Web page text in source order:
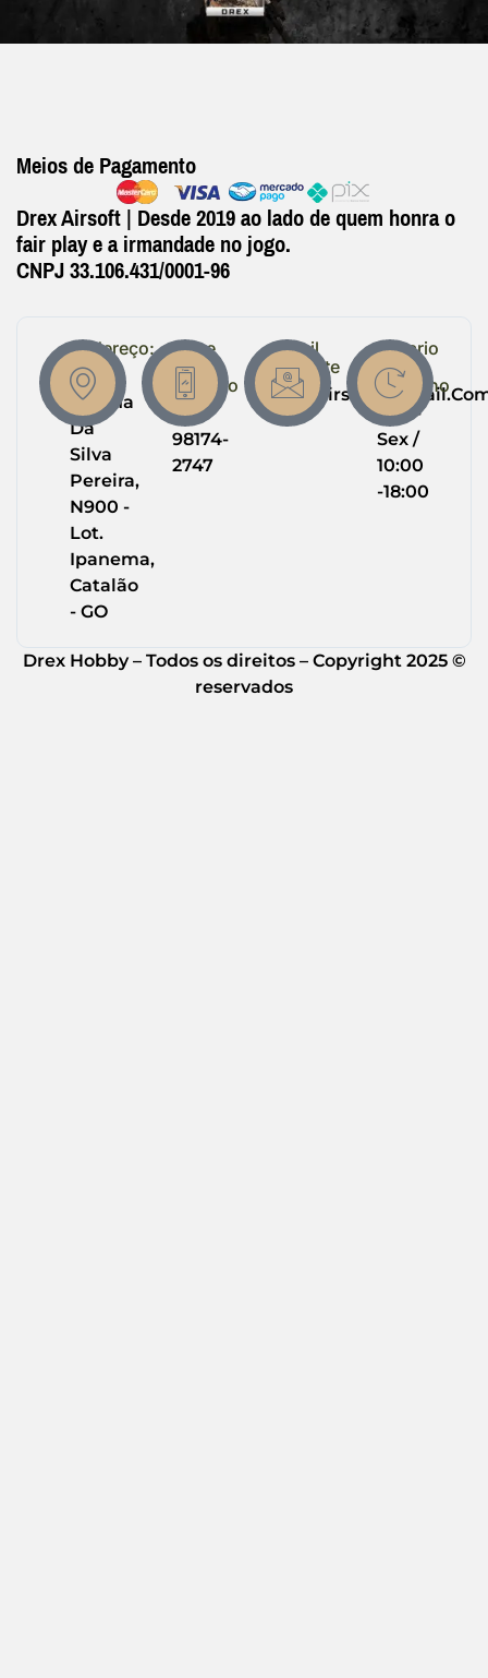
Meios de Pagamento
Drex Airsoft | Desde 2019 ao lado de quem honra o
fair play e a irmandade no jogo.
CNPJ 33.106.431/0001-96
Endereço:
R.
Helena
Da
Silva
Pereira,
N900 -
Lot.
Ipanema,
Catalão
- GO
Entre
em
Contato
(64)
98174-
2747
Email
Suporte
Horario
de
Trabalho
Seg -
Sex /
10:00
-18:00
Drex Hobby – Todos os direitos – Copyright 2025 ©
reservados